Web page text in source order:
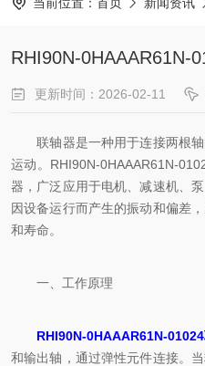
RHI90N-0HAAAR61N-
更新时间：2026-02-11
联轴器是一种用于连接两根轴
运动。RHI90N-0HAAAR61N-
器，广泛应用于电机、减速机、
因设备运行而产生的振动和偏差
和寿命。
一、工作原理
RHI90N-0HAAAR61N-
和输出轴，通过弹性元件连接。